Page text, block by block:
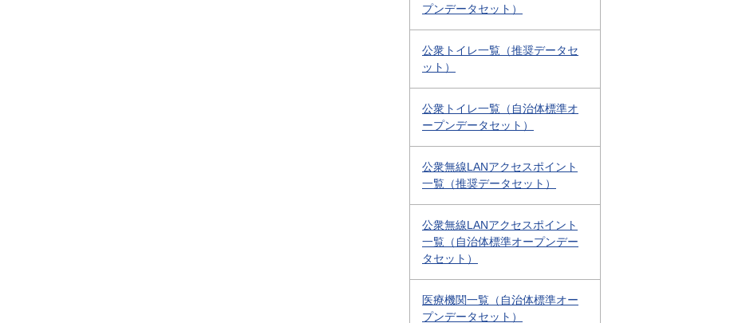
プンデータセット）
公衆トイレ一覧（推奨データセ
ット）
公衆トイレ一覧（自治体標準オ
ープンデータセット）
公衆無線LANアクセスポイント
一覧（推奨データセット）
公衆無線LANアクセスポイント
一覧（自治体標準オープンデー
タセット）
医療機関一覧（自治体標準オー
プンデータセット）